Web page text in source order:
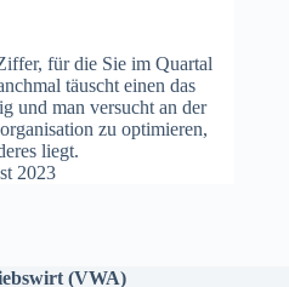
für die Sie im Quartal
täuscht einen das
und man versucht an der
zu optimieren,
liegt.
2023
(VWA)